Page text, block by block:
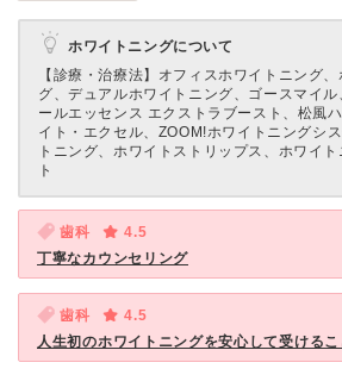
ホワイトニングについて
【診療・治療法】 オフィスホワイトニング
グ、デュアルホワイトニング、ゴースマイ
ールエッセンス エクストラブースト、松風
イト・エクセル、ZOOM!ホワイトニングシ
トニング、ホワイトストリップス、ホワイ
ト
歯科
4.5
丁寧なカウンセリング
歯科
4.5
人生初のホワイトニングを安心して受ける